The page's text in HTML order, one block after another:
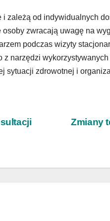
zależą od indywidualnych
osoby zwracają uwagę na
podczas wizyty
narzędzi
sytuacji zdrowotnej i
Zmiany